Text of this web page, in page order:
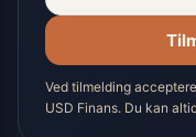
Ved tilmelding
USD Finans. Du kan